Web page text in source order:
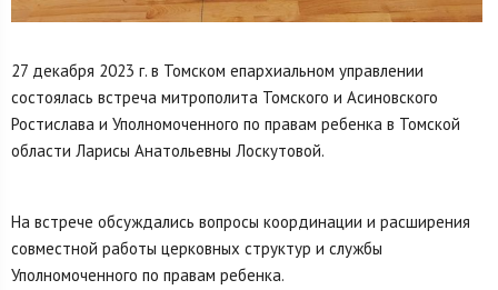
27 декабря 2023 г. в Томском епархиальном управлении
состоялась встреча митрополита Томского и Асиновского
Ростислава и Уполномоченного по правам ребенка в Томской
области Ларисы Анатольевны Лоскутовой.
На встрече обсуждались вопросы координации и расширения
совместной работы церковных структур и службы
Уполномоченного по правам ребенка.